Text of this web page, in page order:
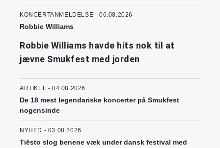
KONCERTANMELDELSE - 06.08.2026
Robbie Williams
Robbie Williams havde hits nok til at
jævne Smukfest med jorden
ARTIKEL - 04.08.2026
De 18 mest legendariske koncerter på Smukfest
nogensinde
NYHED - 03.08.2026
Tiësto slog benene væk under dansk festival med